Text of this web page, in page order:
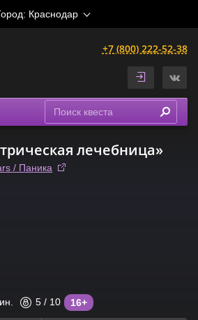
Краснодар
+7 (800) 222-52-38
лечебница»
/ Паника
5 / 10 16+